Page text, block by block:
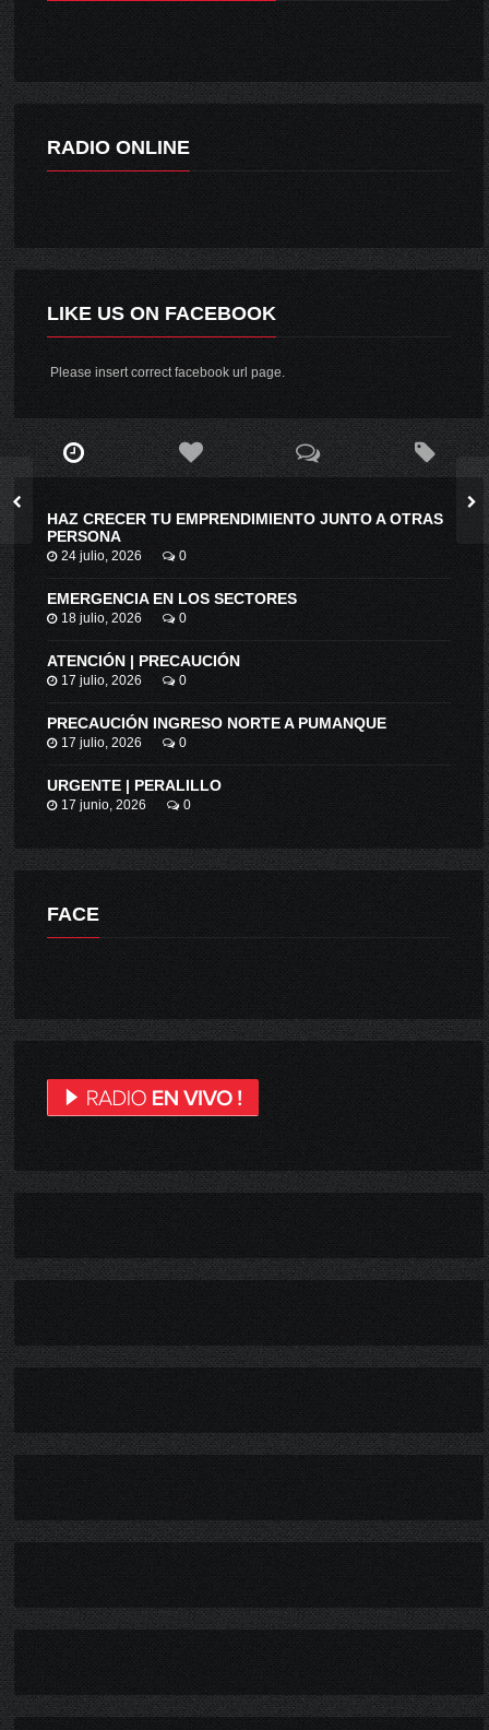
RADIO ONLINE
LIKE US ON FACEBOOK
Please insert correct facebook url page.
HAZ CRECER TU EMPRENDIMIENTO JUNTO A OTRAS
PERSONA
24 julio, 2026 0
EMERGENCIA EN LOS SECTORES
18 julio, 2026 0
ATENCIÓN | PRECAUCIÓN
17 julio, 2026 0
PRECAUCIÓN INGRESO NORTE A PUMANQUE
17 julio, 2026 0
URGENTE | PERALILLO
17 junio, 2026 0
FACE